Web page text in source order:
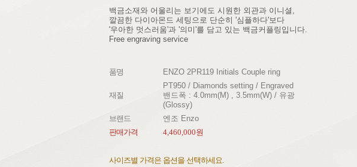
백금소재와 어울리는 보기에도 시원한 외관과 이니셜,
깔끔한 다이아몬드 세팅으로 단순히 '심플하다'보다
'우아한 멋스러움'과 '의미'를 담고 있는 백금커플링입니다.
Free engraving service
품명 ENZO 2PR119 Initials Couple ring
재질
PT950 / Diamonds setting / Engraved
밴드폭 : 4.0mm(M) , 3.5mm(W) / 유광
(Glossy)
브랜드
엔조 Enzo
판매가격
4,460,000원
사이즈별 가격은 옵션을 선택하세요.